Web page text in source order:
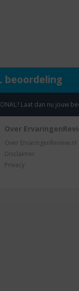
beoordeling
Laat dan nu jouw
Over
Over ErvaringenReview.nl
Disclaimer
Privacy